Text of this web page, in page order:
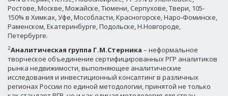
Ростове, Москве, Можайске, Тюмени, Серпухове, Твери, 105-
150% в Химках, Уфе, Мособласти, Красногорске, Наро-Фоминске,
Раменском, Екатеринбурге, Подольске, Н.Новгороде,
Петербурге.
2Аналитическая группа Г.М.Стерника – неформальное
творческое объединение сертифицированных РГР аналитиков
рынка недвижимости, выполняющее аналитические
исследования и инвестиционный консалтинг в различных
регионах России по единой методологии, принятой не только